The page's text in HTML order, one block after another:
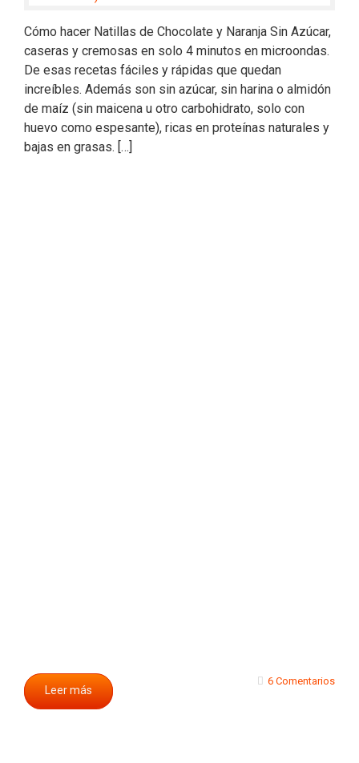
Cómo hacer Natillas de Chocolate y Naranja Sin Azúcar,
caseras y cremosas en solo 4 minutos en microondas.
De esas recetas fáciles y rápidas que quedan
increíbles. Además son sin azúcar, sin harina o almidón
de maíz (sin maicena u otro carbohidrato, solo con
huevo como espesante), ricas en proteínas naturales y
bajas en grasas. […]
Leer más
6 Comentarios